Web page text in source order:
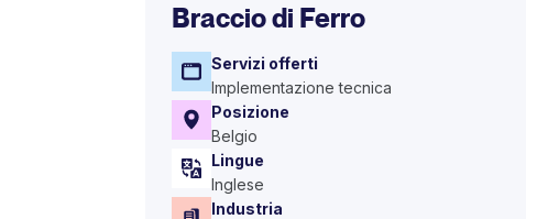
Braccio di Ferro
Servizi offerti
Implementazione tecnica
Posizione
Belgio
Lingue
Inglese
Industria